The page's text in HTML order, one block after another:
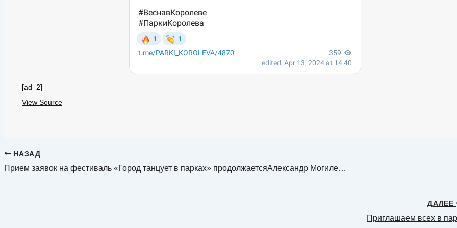
[ad_2]
View Source
НАЗАД
Прием заявок на фестиваль «Город танцует в парках» продолжаетсяАлександр Могиле…
ДАЛЕЕ
Приглашаем всех в